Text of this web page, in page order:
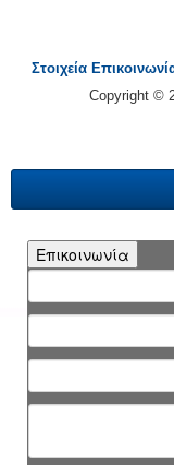
Στοιχεία
Copyright ©